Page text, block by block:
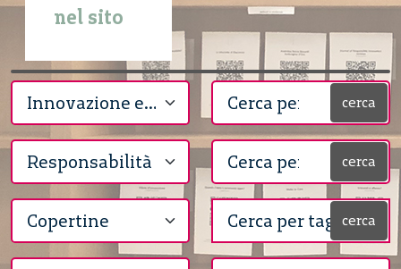
nel sito
cerca
cerca
cerca